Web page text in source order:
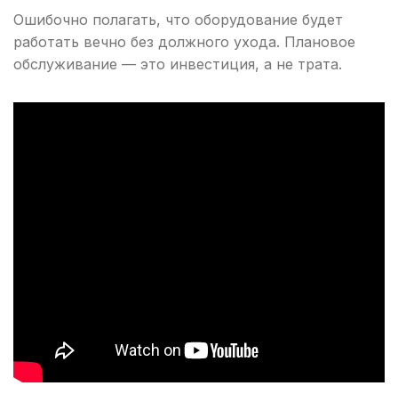
Ошибочно полагать, что оборудование будет
работать вечно без должного ухода. Плановое
обслуживание — это инвестиция, а не трата.